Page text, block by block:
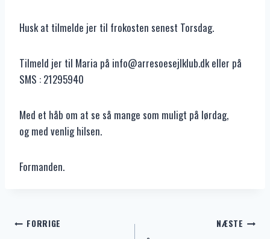
Husk at tilmelde jer til frokosten senest Torsdag.
Tilmeld jer til Maria på info@arresoesejlklub.dk eller på
SMS : 21295940
Med et håb om at se så mange som muligt på lørdag,
og med venlig hilsen.
Formanden.
Indlægsnavigation
FORRIGE NÆSTE